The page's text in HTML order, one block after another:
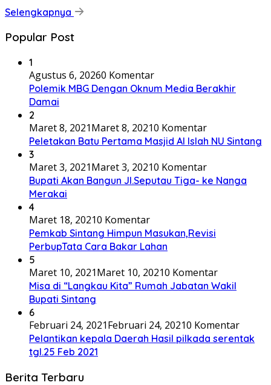
Selengkapnya
Popular Post
1
Agustus 6, 20260 Komentar
Polemik MBG Dengan Oknum Media Berakhir
Damai
2
Maret 8, 2021Maret 8, 20210 Komentar
Peletakan Batu Pertama Masjid Al Islah NU Sintang
3
Maret 3, 2021Maret 3, 20210 Komentar
Bupati Akan Bangun Jl.Seputau Tiga- ke Nanga
Merakai
4
Maret 18, 20210 Komentar
Pemkab Sintang Himpun Masukan,Revisi
PerbupTata Cara Bakar Lahan
5
Maret 10, 2021Maret 10, 20210 Komentar
Misa di “Langkau Kita” Rumah Jabatan Wakil
Bupati Sintang
6
Februari 24, 2021Februari 24, 20210 Komentar
Pelantikan kepala Daerah Hasil pilkada serentak
tgl.25 Feb 2021
Berita Terbaru